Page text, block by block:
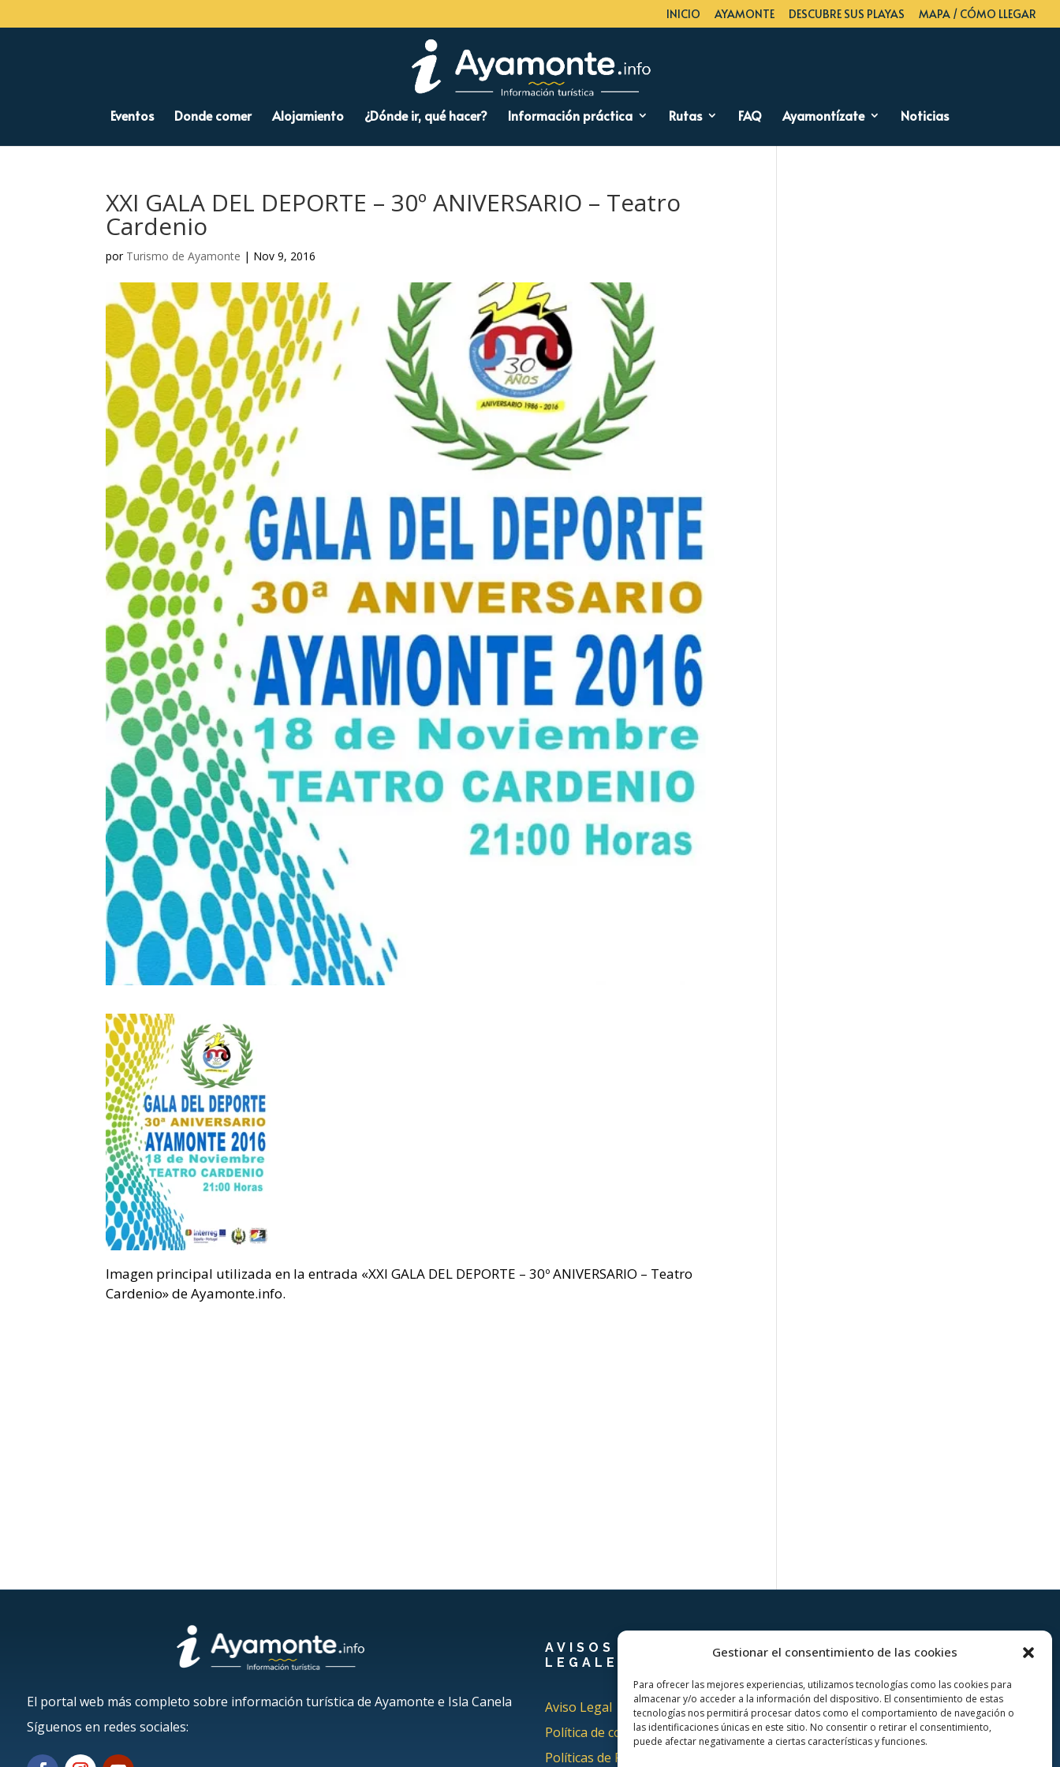
Gestionar el consentimiento de las cookies
Para ofrecer las mejores experiencias, utilizamos tecnologías como las cookies para
almacenar y/o acceder a la información del dispositivo. El consentimiento de estas
tecnologías nos permitirá procesar datos como el comportamiento de navegación o
las identificaciones únicas en este sitio. No consentir o retirar el consentimiento,
puede afectar negativamente a ciertas características y funciones.
INICIO AYAMONTE DESCUBRE SUS PLAYAS MAPA / CÓMO LLEGAR
Eventos Donde comer Alojamiento ¿Dónde ir, qué hacer? Información práctica Rutas FAQ Ayamontízate Noticias
XXI GALA DEL DEPORTE – 30º ANIVERSARIO – Teatro
Cardenio
por Turismo de Ayamonte | Nov 9, 2016
Imagen principal utilizada en la entrada «XXI GALA DEL DEPORTE – 30º ANIVERSARIO – Teatro
Cardenio» de Ayamonte.info.
El portal web más completo sobre información turística de Ayamonte e Isla Canela
Síguenos en redes sociales:
AVISOS
LEGALES
Aviso Legal
Política de cookies
Políticas de Privacidad
PUBLICIDAD
Prensa
Publicidad
Quienes somos
COLABORA
Añadir Evento
Añadir Restaurante &
Bar